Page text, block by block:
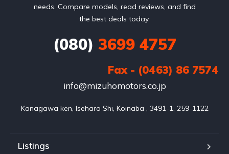
needs. Compare models, read reviews, and find
the best deals today.
(080) 3699 4757
Fax - (0463) 86 7574
info@mizuhomotors.co.jp
Kanagawa ken, Isehara Shi, Koinaba , 3491-1, 259-1122
Listings